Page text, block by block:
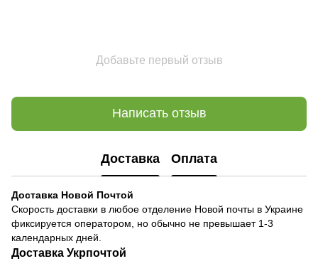
Добавьте первый отзыв
Написать отзыв
Доставка Оплата
Доставка Новой Почтой
Скорость доставки в любое отделение Новой почты в Украине
фиксируется оператором, но обычно не превышает 1-3
календарных дней.
Доставка Укрпочтой